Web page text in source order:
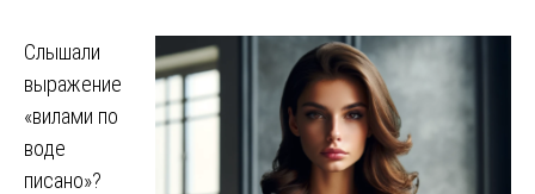
Слышали
выражение
«вилами по
воде
писано»?